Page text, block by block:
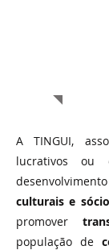
A TINGUI,
lucrativos ou
culturais e
promover
população de